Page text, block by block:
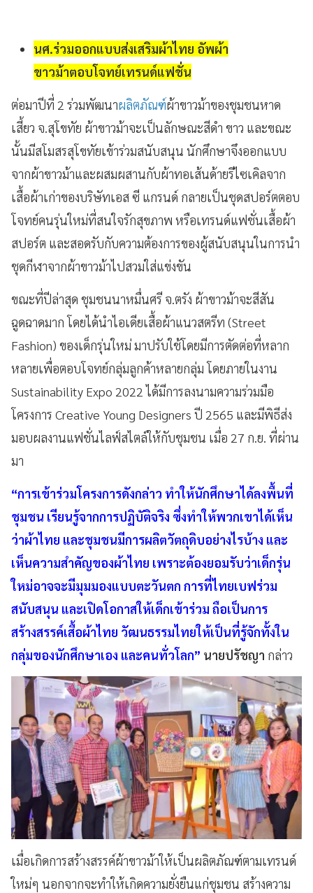
นศ.ร่วมออกแบบส่งเสริมผ้าไทย อัพผ้า
ขาวม้าตอบโจทย์เทรนด์แฟชั่น
ต่อมาปีที่ 2 ร่วมพัฒนาผลิตภัณฑ์ผ้าขาวม้าของชุมชนหาด
เสี้ยว จ.สุโขทัย ผ้าขาวม้าจะเป็นลักษณะสีดำ ขาว และขณะ
นั้นมีสโมสรสุโขทัยเข้าร่วมสนับสนุน นักศึกษาจึงออกแบบ
จากผ้าขาวม้าและผสมผสานกับผ้าทอเส้นด้ายรีไซเคิลจาก
เสื้อผ้าเก่าของบริษัทเอส ซี แกรนด์ กลายเป็นชุดสปอร์ตตอบ
โจทย์คนรุ่นใหม่ที่สนใจรักสุขภาพ หรือเทรนด์แฟชั่นเสื้อผ้า
สปอร์ต และสอดรับกับความต้องการของผู้สนับสนุนในการนำ
ชุดกีฬาจากผ้าขาวม้าไปสวมใส่แข่งขัน
ขณะที่ปีล่าสุด ชุมชนนาหมื่นศรี จ.ตรัง ผ้าขาวม้าจะสีสัน
ฉูดฉาดมาก โดยได้นำไอเดียเสื้อผ้าแนวสตรีท (Street
Fashion) ของเด็กรุ่นใหม่ มาปรับใช้โดยมีการตัดต่อที่หลาก
หลายเพื่อตอบโจทย์กลุ่มลูกค้าหลายกลุ่ม โดยภายในงาน
Sustainability Expo 2022 ได้มีการลงนามความร่วมมือ
โครงการ Creative Young Designers ปี 2565 และมีพิธีส่ง
มอบผลงานแฟชั่นไลฟ์สไตล์ให้กับชุมชน เมื่อ 27 ก.ย. ที่ผ่าน
มา
“การเข้าร่วมโครงการดังกล่าว ทำให้นักศึกษาได้ลงพื้นที่
ชุมชน เรียนรู้จากการปฏิบัติจริง ซึ่งทำให้พวกเขาได้เห็น
ว่าผ้าไทย และชุมชนมีการผลิตวัตถุดิบอย่างไรบ้าง และ
เห็นความสำคัญของผ้าไทย เพราะต้องยอมรับว่าเด็กรุ่น
ใหม่อาจจะมีมุมมองแบบตะวันตก การที่ไทยเบฟร่วม
สนับสนุน และเปิดโอกาสให้เด็กเข้าร่วม ถือเป็นการ
สร้างสรรค์เสื้อผ้าไทย วัฒนธรรมไทยให้เป็นที่รู้จักทั้งใน
กลุ่มของนักศึกษาเอง และคนทั่วโลก” นายปรัชญา กล่าว
เมื่อเกิดการสร้างสรรค์ผ้าขาวม้าให้เป็นผลิตภัณฑ์ตามเทรนด์
ใหม่ๆ นอกจากจะทำให้เกิดความยั่งยืนแก่ชุมชน สร้างความ